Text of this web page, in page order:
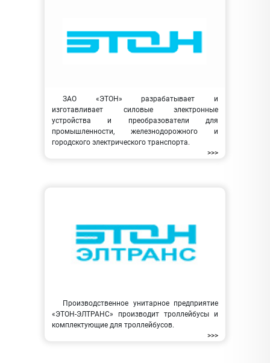
ЗАО «ЭТОН» разрабатывает и
изготавливает силовые электронные
устройства и преобразователи для
промышленности, железнодорожного и
городского электрического транспорта.
>>>
Производственное унитарное предприятие
«ЭТОН-ЭЛТРАНС» производит троллейбусы и
комплектующие для троллейбусов.
>>>